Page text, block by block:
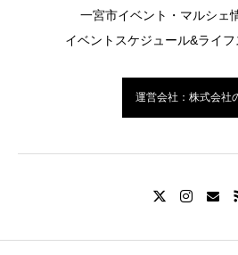
一宮市イベント・マルシ
イベントスケジュール&ライ
運営会社：株式会社